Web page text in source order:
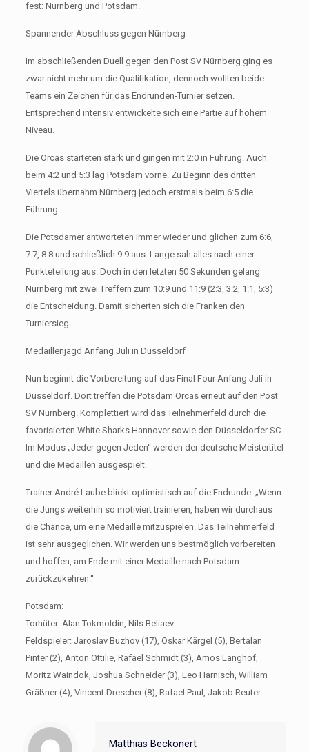
fest: Nürnberg und Potsdam.
Spannender Abschluss gegen Nürnberg
Im abschließenden Duell gegen den Post SV Nürnberg ging es
zwar nicht mehr um die Qualifikation, dennoch wollten beide
Teams ein Zeichen für das Endrunden-Turnier setzen.
Entsprechend intensiv entwickelte sich eine Partie auf hohem
Niveau.
Die Orcas starteten stark und gingen mit 2:0 in Führung. Auch
beim 4:2 und 5:3 lag Potsdam vorne. Zu Beginn des dritten
Viertels übernahm Nürnberg jedoch erstmals beim 6:5 die
Führung.
Die Potsdamer antworteten immer wieder und glichen zum 6:6,
7:7, 8:8 und schließlich 9:9 aus. Lange sah alles nach einer
Punkteteilung aus. Doch in den letzten 50 Sekunden gelang
Nürnberg mit zwei Treffern zum 10:9 und 11:9 (2:3, 3:2, 1:1, 5:3)
die Entscheidung. Damit sicherten sich die Franken den
Turniersieg.
Medaillenjagd Anfang Juli in Düsseldorf
Nun beginnt die Vorbereitung auf das Final Four Anfang Juli in
Düsseldorf. Dort treffen die Potsdam Orcas erneut auf den Post
SV Nürnberg. Komplettiert wird das Teilnehmerfeld durch die
favorisierten White Sharks Hannover sowie den Düsseldorfer SC.
Im Modus „Jeder gegen Jeden“ werden der deutsche Meistertitel
und die Medaillen ausgespielt.
Trainer André Laube blickt optimistisch auf die Endrunde: „Wenn
die Jungs weiterhin so motiviert trainieren, haben wir durchaus
die Chance, um eine Medaille mitzuspielen. Das Teilnehmerfeld
ist sehr ausgeglichen. Wir werden uns bestmöglich vorbereiten
und hoffen, am Ende mit einer Medaille nach Potsdam
zurückzukehren.“
Potsdam:
Torhüter: Alan Tokmoldin, Nils Beliaev
Feldspieler: Jaroslav Buzhov (17), Oskar Kärgel (5), Bertalan
Pinter (2), Anton Ottilie, Rafael Schmidt (3), Amos Langhof,
Moritz Waindok, Joshua Schneider (3), Leo Harnisch, William
Gräßner (4), Vincent Drescher (8), Rafael Paul, Jakob Reuter
Matthias Beckonert